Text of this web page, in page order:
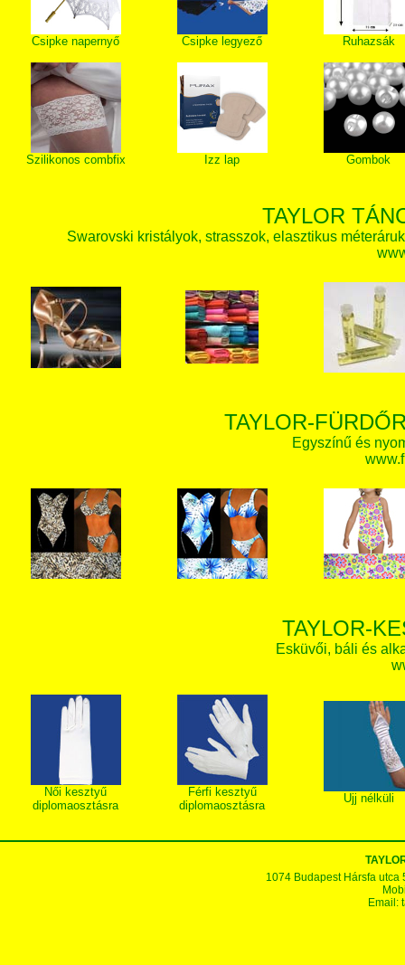
Csipke napernyő Csipke legyező Ruhazsák
Szilikonos combfix Izz lap Gombok
TAYLOR
Swarovski kristályok, strasszok, elasztikus
TAYLOR-
Egyszínű és
TAYLOR-
Esküvői, báli és
Női kesztyű
diplomaosztásra
Férfi kesztyű
diplomaosztásra
Ujj nélküli
1074 Budapest Hársfa utca
Email: